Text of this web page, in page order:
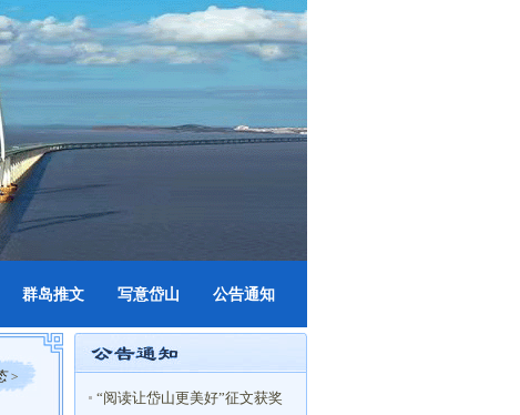
群岛推文 写意岱山 公告通知
>
“阅读让岱山更美好”征文获奖